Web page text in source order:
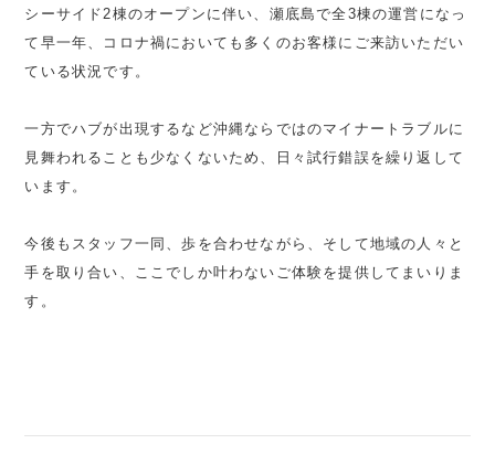
シーサイド2棟のオープンに伴い、瀬底島で全3棟の運営になっ
て早一年、コロナ禍においても多くのお客様にご来訪いただい
ている状況です。
一方でハブが出現するなど沖縄ならではのマイナートラブルに
見舞われることも少なくないため、日々試行錯誤を繰り返して
います。
今後もスタッフ一同、歩を合わせながら、そして地域の人々と
手を取り合い、ここでしか叶わないご体験を提供してまいりま
す。